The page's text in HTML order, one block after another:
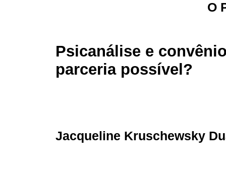
O
Psicanálise e
parceria possível?
Jacqueline Kruschewsky